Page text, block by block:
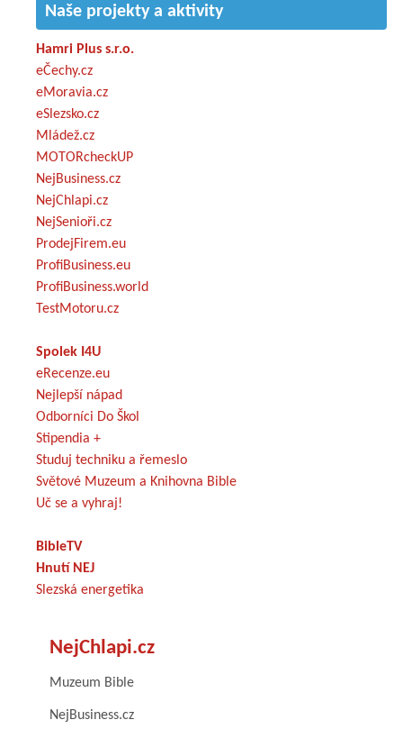
Naše projekty a aktivity
Hamri Plus s.r.o.
eČechy.cz
eMoravia.cz
eSlezsko.cz
Mládež.cz
MOTORcheckUP
NejBusiness.cz
NejChlapi.cz
NejSenioři.cz
ProdejFirem.eu
ProfiBusiness.eu
ProfiBusiness.world
TestMotoru.cz
Spolek I4U
eRecenze.eu
Nejlepší nápad
Odborníci Do Škol
Stipendia +
Studuj techniku a řemeslo
Světové Muzeum a Knihovna Bible
Uč se a vyhraj!
BibleTV
Hnutí NEJ
Slezská energetika
NejChlapi.cz
Muzeum Bible
NejBusiness.cz